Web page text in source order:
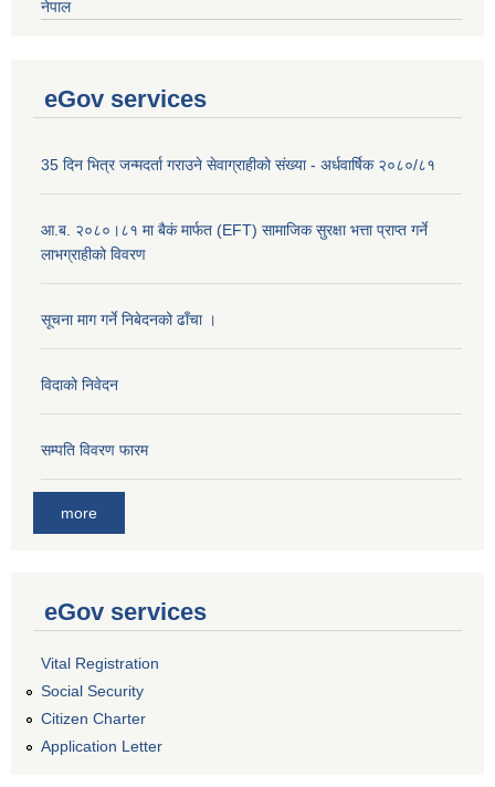
नेपाल
eGov services
35 दिन भित्र जन्मदर्ता गराउने सेवाग्राहीको संख्या - अर्धवार्षिक २०८०/८१
आ.ब. २०८०।८१ मा बैकं मार्फत (EFT) सामाजिक सुरक्षा भत्ता प्राप्त गर्ने
लाभग्राहीको विवरण
सूचना माग गर्ने निबेदनको ढाँचा ।
विदाको निवेदन
सम्पति विवरण फारम
more
eGov services
Vital Registration
Social Security
Citizen Charter
Application Letter